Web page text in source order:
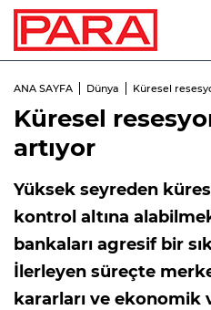
ANA SAYFA Dünya Küresel
Küresel
artıyor
Yüksek seyreden
kontrol altına
bankaları agresif bir
İlerleyen süreçte
kararları ve